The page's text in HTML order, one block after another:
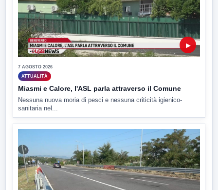
▶
7 AGOSTO 2026
ATTUALITÀ
Miasmi e Calore, l'ASL parla attraverso il Comune
Nessuna nuova moria di pesci e nessuna criticità igienico-
sanitaria nel...